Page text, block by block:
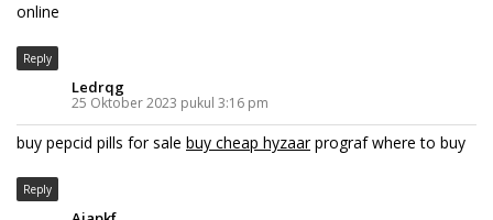
online
Reply
Ledrqg
25 Oktober 2023 pukul 3:16 pm
buy pepcid pills for sale buy cheap hyzaarprograf where to buy
Reply